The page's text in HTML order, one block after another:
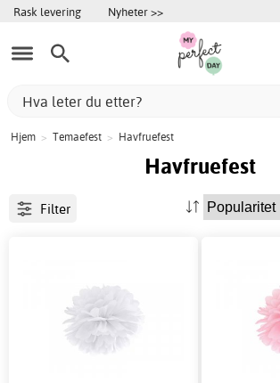
Rask levering Nyheter >>
Hjem > Temaefest > Havfruefest
Havfruefest
Filter